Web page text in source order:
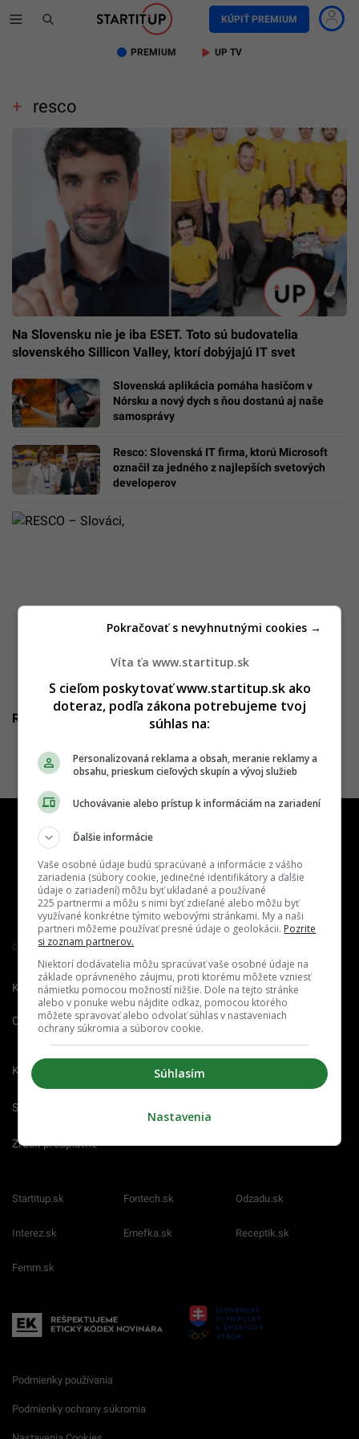
KÚPIŤ PREMIUM
PREMIUM UP TV
resco
Na Slovensku nie je iba ESET. Toto sú budovatelia
slovenského Sillicon Valley, ktorí dobýjajú IT svet
Slovenská aplikácia pomáha hasičom v
Nórsku a nový dych s ňou dostanú aj naše
samosprávy
Resco: Slovenská IT firma, ktorú Microsoft
označil za jedného z najlepších svetových
developerov
RESCO – Slováci, ktorí predbehli Apple!
Člen združenia IAB Slovakia
Kontakt Inzercia Cenník
O nás Redakcia
Nahlásiť
Kariéra
Spravovať notifikácie
Zrušiť predplatné
Startitup.sk Fontech.sk Odzadu.sk
Interez.sk Emefka.sk Receptik.sk
Femm.sk
Podmienky používania
Podmienky ochrany súkromia
Víta ťa www.startitup.sk
S cieľom poskytovať www.startitup.sk ako
doteraz, podľa zákona potrebujeme tvoj
súhlas na:
Personalizovaná reklama a obsah, meranie reklamy a
obsahu, prieskum cieľových skupín a vývoj služieb
Uchovávanie alebo prístup k informáciám na zariadení
Ďalšie informácie
Vaše osobné údaje budú spracúvané a informácie z vášho
zariadenia (súbory cookie, jedinečné identifikátory a ďalšie
údaje o zariadení) môžu byť ukladané a používané
225 partnermi a môžu s nimi byť zdieľané alebo môžu byť
využívané konkrétne týmito webovými stránkami. My a naši
partneri môžeme používať presné údaje o geolokácii. Pozrite
si zoznam partnerov.
Niektorí dodávatelia môžu spracúvať vaše osobné údaje na
základe oprávneného záujmu, proti ktorému môžete vzniesť
námietku pomocou možností nižšie. Dole na tejto stránke
alebo v ponuke webu nájdite odkaz, pomocou ktorého
môžete spravovať alebo odvolať súhlas v nastaveniach
ochrany súkromia a súborov cookie.
Súhlasím
Pokračovať s nevyhnutnými cookies →
Nastavenia